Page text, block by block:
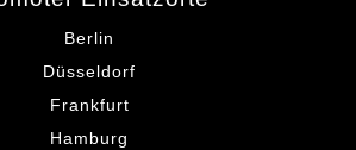
Berlin
Düsseldorf
Frankfurt
Hamburg